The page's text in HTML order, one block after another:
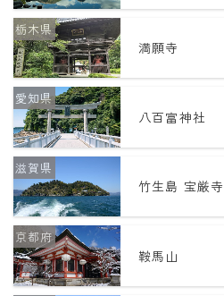
年中行事
祝日
二十四節気
七十二候
雑節
暦と満月
今日のこよみ
暦と歳時記
満月・新月
満願寺
栃木県
八百富神社
愛知県
竹生島 宝厳寺
滋賀県
鞍馬山
京都府